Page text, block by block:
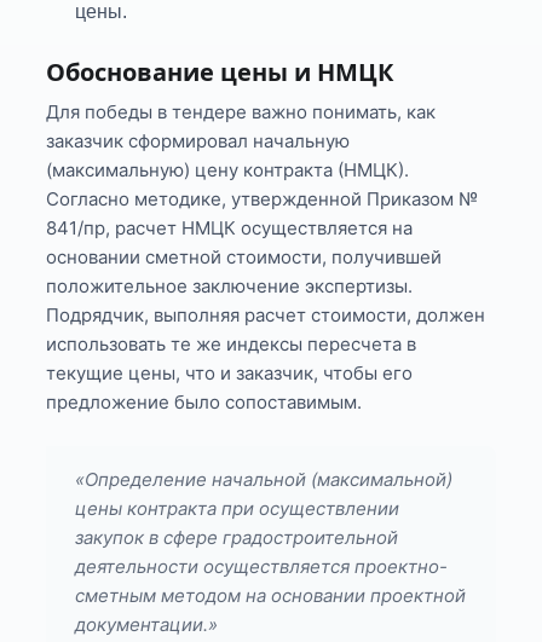
цены.
Обоснование цены и НМЦК
Для победы в тендере важно понимать, как
заказчик сформировал начальную
(максимальную) цену контракта (НМЦК).
Согласно методике, утвержденной Приказом №
841/пр, расчет НМЦК осуществляется на
основании сметной стоимости, получившей
положительное заключение экспертизы.
Подрядчик, выполняя расчет стоимости, должен
использовать те же индексы пересчета в
текущие цены, что и заказчик, чтобы его
предложение было сопоставимым.
«Определение начальной (максимальной)
цены контракта при осуществлении
закупок в сфере градостроительной
деятельности осуществляется проектно-
сметным методом на основании проектной
документации.»